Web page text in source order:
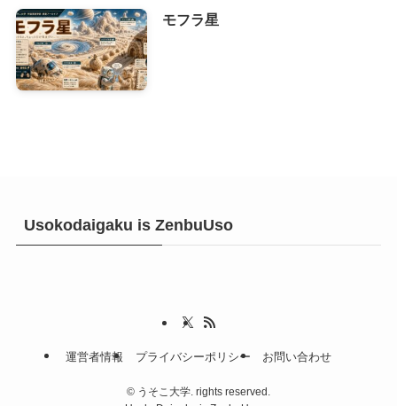
モフラ星
Usokodaigaku is ZenbuUso
運営者情報 プライバシーポリシー お問い合わせ
© うそこ大学. rights reserved.